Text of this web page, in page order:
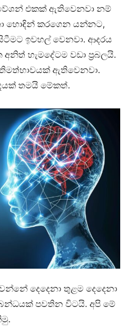
එකක් ඇතිවෙනවා නම්
හොඳින් කරගෙන යන්නට,
ඉවහල් වෙනවා. ආදරය
හැමදේටම වඩා ප්‍රබලයි.
ඇතිවෙනවා.
තමයි මේකත්.
දෙදෙනා තුළම දෙදෙනා
පවතින විටයි. අපි මේ